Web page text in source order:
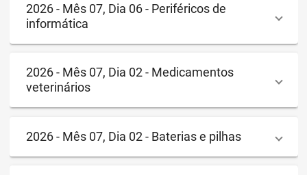
2026 - Mês 07, Dia 06 - Periféricos de
informática
2026 - Mês 07, Dia 02 - Medicamentos
veterinários
2026 - Mês 07, Dia 02 - Baterias e pilhas